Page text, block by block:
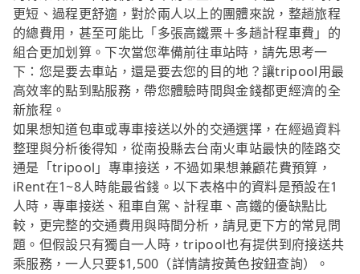
更短、過程更舒適，對於兩人以上的團體來說，整趟旅程
的總費用，甚至可能比「多張高鐵票＋多趟計程車費」的
組合更加划算。下次當您準備前往車站時，請先思考一
下：您是要去車站，還是要去您的目的地？讓tripool用最
高效率的點到點服務，帶您體驗時間與金錢都更經濟的全
新旅程。
如果想知道包車或專車接送以外的交通選擇，在經過資料
整理與分析後得知，從南投縣去台南火車站最快的陸路交
通是「tripool」專車接送，不過如果想兼顧花費預算，
iRent在1~8人時能最省錢。以下表格中的資料是預設在1
人時，專車接送、租車自駕、計程車、高鐵的優缺點比
較，更完整的交通費用與時間分析，請見更下方的常見問
題。但假設只有獨自一人時，tripool也有提供到府接送共
乘服務，一人只要$1,500（詳情請按黃色按鈕查詢）。